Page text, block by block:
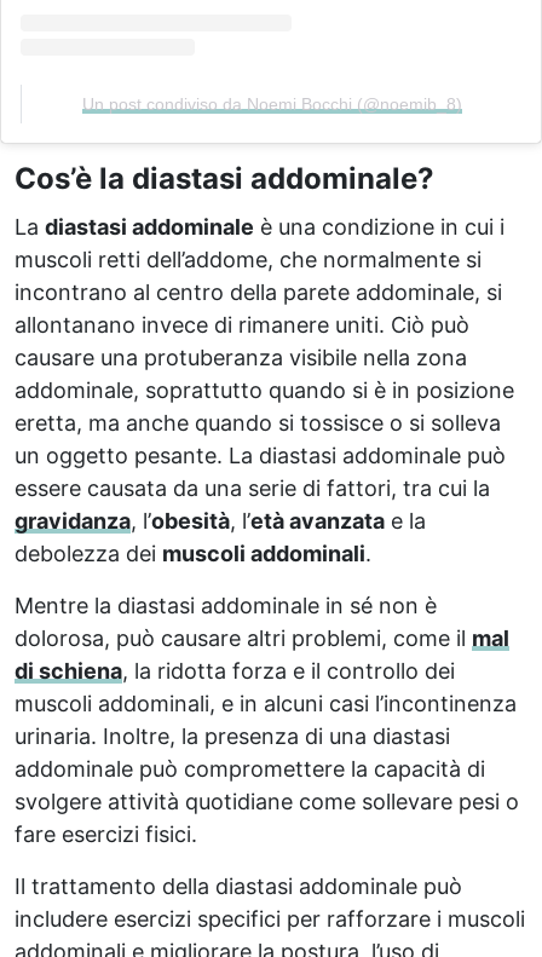
Un post condiviso da Noemi Bocchi (@noemib_8)
Cos’è la diastasi addominale?
La diastasi addominale è una condizione in cui i
muscoli retti dell’addome, che normalmente si
incontrano al centro della parete addominale, si
allontanano invece di rimanere uniti. Ciò può
causare una protuberanza visibile nella zona
addominale, soprattutto quando si è in posizione
eretta, ma anche quando si tossisce o si solleva
un oggetto pesante. La diastasi addominale può
essere causata da una serie di fattori, tra cui la
gravidanza, l’obesità, l’età avanzata e la
debolezza dei muscoli addominali.
Mentre la diastasi addominale in sé non è
dolorosa, può causare altri problemi, come il mal
di schiena, la ridotta forza e il controllo dei
muscoli addominali, e in alcuni casi l’incontinenza
urinaria. Inoltre, la presenza di una diastasi
addominale può compromettere la capacità di
svolgere attività quotidiane come sollevare pesi o
fare esercizi fisici.
Il trattamento della diastasi addominale può
includere esercizi specifici per rafforzare i muscoli
addominali e migliorare la postura, l’uso di